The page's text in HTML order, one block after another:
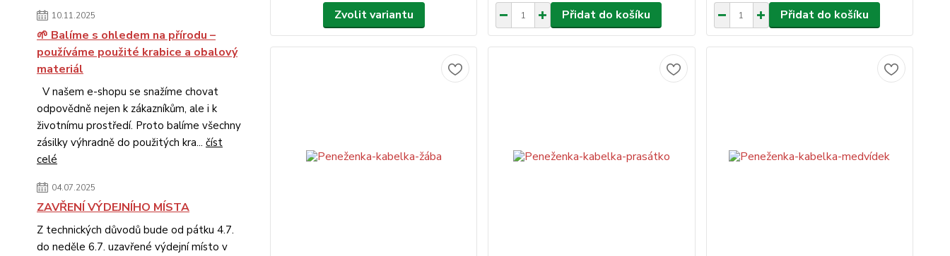
10.11.2025
🌱 Balíme s ohledem na přírodu –
používáme použité krabice a obalový
materiál
V našem e-shopu se snažíme chovat
odpovědně nejen k zákazníkům, ale i k
životnímu prostředí. Proto balíme všechny
zásilky výhradně do použitých kra... číst
celé
04.07.2025
ZAVŘENÍ VÝDEJNÍHO MÍSTA
Z technických důvodů bude od pátku 4.7.
do neděle 6.7. uzavřené výdejní místo v
Zvolit variantu Přidat do košíku Přidat do košíku